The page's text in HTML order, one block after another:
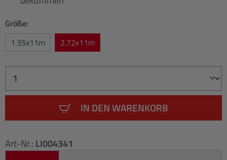
Größe:
1.35x11m
2.72x11m
IN DEN WARENKORB
Art-Nr.: LI004341